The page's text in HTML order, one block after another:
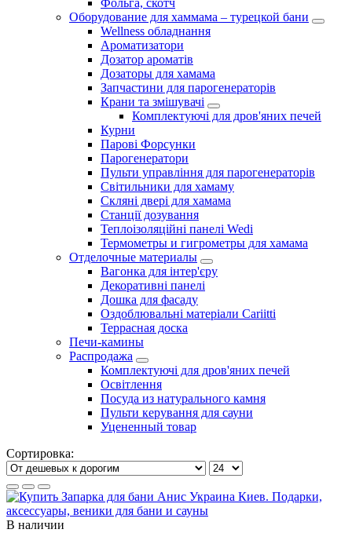
Оборудование для хаммама – турецкой бани
Wellness обладнання
Ароматизатори
Дозатор ароматів
Дозаторы для хамама
Запчастини для парогенераторів
Крани та змішувачі
Комплектуючі для дров'яних печей
Курни
Парові Форсунки
Парогенератори
Пульти управління для парогенераторів
Світильники для хамаму
Скляні двері для хамама
Станції дозування
Теплоізоляційні панелі Wedi
Термометры и гигрометры для хамама
Отделочные материалы
Вагонка для інтер'єру
Декоративні панелі
Дошка для фасаду
Оздоблювальні матеріали Cariitti
Террасная доска
Печи-камины
Распродажа
Комплектуючі для дров'яних печей
Освітлення
Посуда из натурального камня
Пульти керування для сауни
Уцененный товар
Сортировка:
В наличии